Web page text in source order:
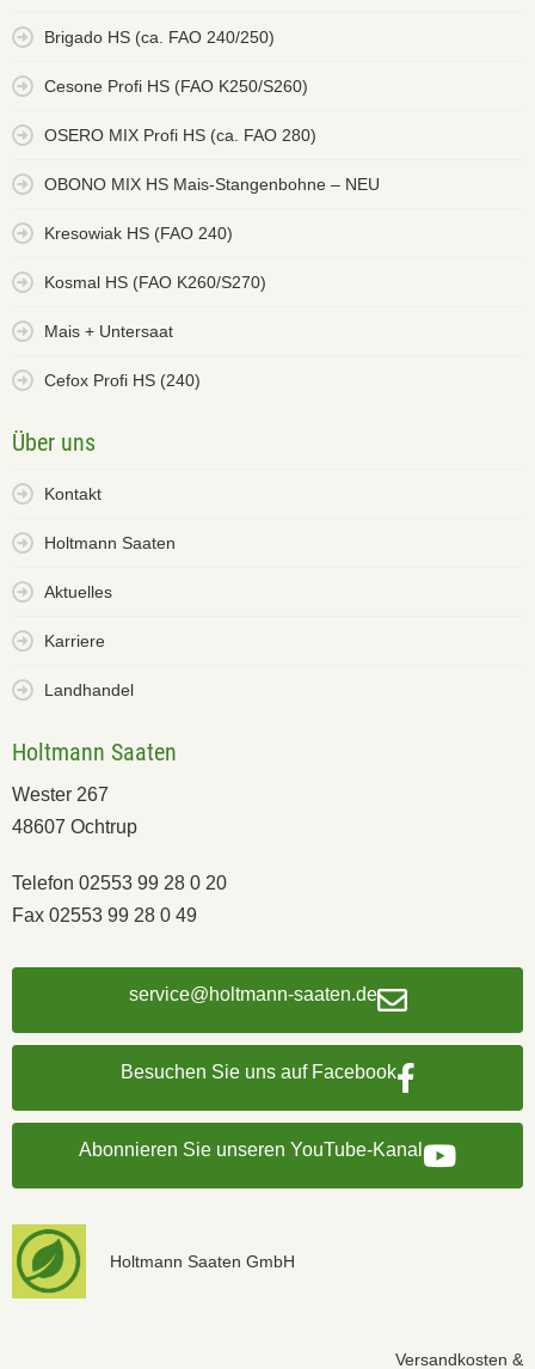
Brigado HS (ca. FAO 240/250)
Cesone Profi HS (FAO K250/S260)
OSERO MIX Profi HS (ca. FAO 280)
OBONO MIX HS Mais-Stangenbohne – NEU
Kresowiak HS (FAO 240)
Kosmal HS (FAO K260/S270)
Mais + Untersaat
Cefox Profi HS (240)
Über uns
Kontakt
Holtmann Saaten
Aktuelles
Karriere
Landhandel
Holtmann Saaten
Wester 267
48607 Ochtrup
Telefon 02553 99 28 0 20
Fax 02553 99 28 0 49
service@holtmann-saaten.de
Besuchen Sie uns auf Facebook
Abonnieren Sie unseren YouTube-Kanal
Holtmann Saaten GmbH
Versandkosten &